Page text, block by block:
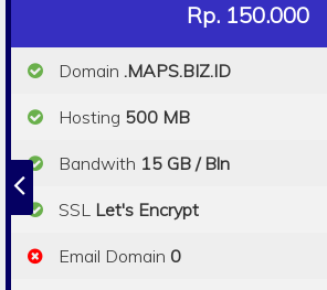
Rp. 150.000
Domain .MAPS.BIZ.ID
Hosting 500 MB
Bandwith 15 GB / Bln
SSL Let's Encrypt
Email Domain 0